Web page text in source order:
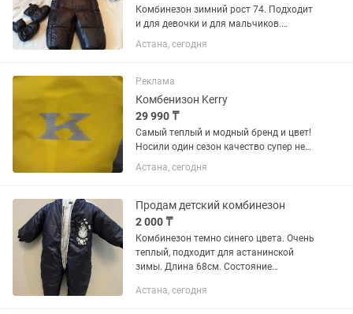
Комбинезон зимний рост 74. Подходит
и для девочки и для мальчиков.
Состояние идеальное.
Астана, сегодня
Реклама
Комбенизон Kerry
29 990 ₸
Самый теплый и модный бренд и цвет!
Носили один сезон качество супер не
мерзли!
Астана, сегодня
Продам детский комбинезон
2 000 ₸
Комбинезон темно синего цвета. Очень
теплый, подходит для астанинской
зимы. Длина 68см. Состояние
Самовывоз район начало сейфуллина
Астана, сегодня